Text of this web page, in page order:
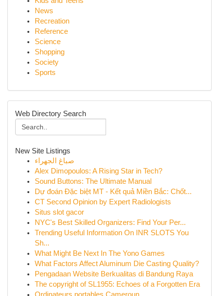
News
Recreation
Reference
Science
Shopping
Society
Sports
Web Directory Search
New Site Listings
صباغ الجهراء
Alex Dimopoulos: A Rising Star in Tech?
Sound Buttons: The Ultimate Manual
Dự đoán Đặc biệt MT - Kết quả Miền Bắc: Chốt...
CT Second Opinion by Expert Radiologists
Situs slot gacor
NYC's Best Skilled Organizers: Find Your Per...
Trending Useful Information On INR SLOTS You
Sh...
What Might Be Next In The Yono Games
What Factors Affect Aluminum Die Casting Quality?
Pengadaan Website Berkualitas di Bandung Raya
The copyright of SL1955: Echoes of a Forgotten Era